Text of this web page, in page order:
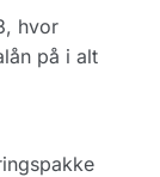
hvor
på i alt